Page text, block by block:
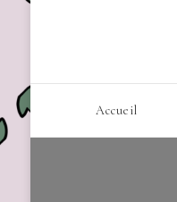
Accueil